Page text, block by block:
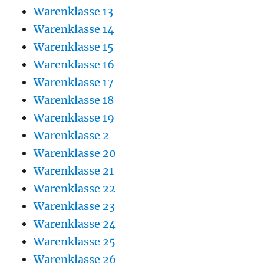
Warenklasse 13
Warenklasse 14
Warenklasse 15
Warenklasse 16
Warenklasse 17
Warenklasse 18
Warenklasse 19
Warenklasse 2
Warenklasse 20
Warenklasse 21
Warenklasse 22
Warenklasse 23
Warenklasse 24
Warenklasse 25
Warenklasse 26